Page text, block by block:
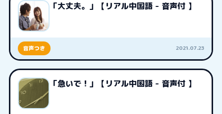
「大丈夫。」【リアル中国語 - 音声付 】
音声つき 2021.07.23
「急いで！」【リアル中国語 - 音声付 】